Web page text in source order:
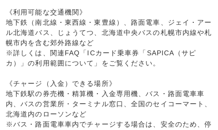
《利用可能な交通機関》
地下鉄（南北線・東西線・東豊線）、路面電車、ジェイ・アー
ル北海道バス、じょうてつ、北海道中央バスの札幌市内線や札
幌市内を含む郊外路線など
※詳しくは、関連FAQ「ICカード乗車券「SAPICA（サピ
カ）」の利用範囲について」をご覧ください。
《チャージ（入金）できる場所》
地下鉄駅の券売機・精算機・入金専用機、バス・路面電車車
内、バスの営業所・ターミナル窓口、全国のセイコーマート、
北海道内のローソンなど
※バス・路面電車車内でチャージする場合は、安全のため、停